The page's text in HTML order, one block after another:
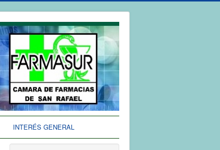
INTERÉS GENERAL